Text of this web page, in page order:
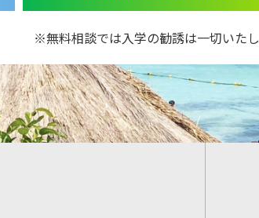
無料相談では入学の勧誘は一切いたし